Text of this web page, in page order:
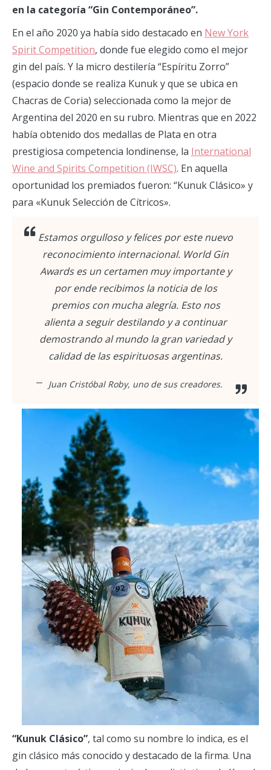
en la categoría “Gin Contemporáneo”.
En el año 2020 ya había sido destacado en New York
Spirit Competition, donde fue elegido como el mejor
gin del país. Y la micro destilería “Espíritu Zorro”
(espacio donde se realiza Kunuk y que se ubica en
Chacras de Coria) seleccionada como la mejor de
Argentina del 2020 en su rubro. Mientras que en 2022
había obtenido dos medallas de Plata en otra
prestigiosa competencia londinense, la International
Wine and Spirits Competition (IWSC). En aquella
oportunidad los premiados fueron: “Kunuk Clásico» y
para «Kunuk Selección de Cítricos».
Estamos orgulloso y felices por este nuevo
reconocimiento internacional. World Gin
Awards es un certamen muy importante y
por ende recibimos la noticia de los
premios con mucha alegría. Esto nos
alienta a seguir destilando y a continuar
demostrando al mundo la gran variedad y
calidad de las espirituosas argentinas.
Juan Cristóbal Roby, uno de sus creadores.
“Kunuk Clásico”, tal como su nombre lo indica, es el
gin clásico más conocido y destacado de la firma. Una